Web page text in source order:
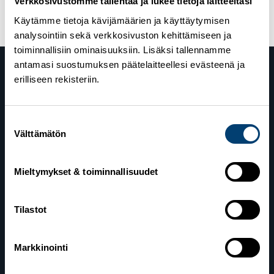
Käytämme tietoja kävijämäärien ja käyttäytymisen
analysointiin sekä verkkosivuston kehittämiseen ja
toiminnallisiin ominaisuuksiin. Lisäksi tallennamme
antamasi suostumuksen päätelaitteellesi evästeenä ja
erilliseen rekisteriin.
valinta
Välttämätön
Mieltymykset & toiminnallisuudet
Tilastot
Markkinointi
Valimotie 10